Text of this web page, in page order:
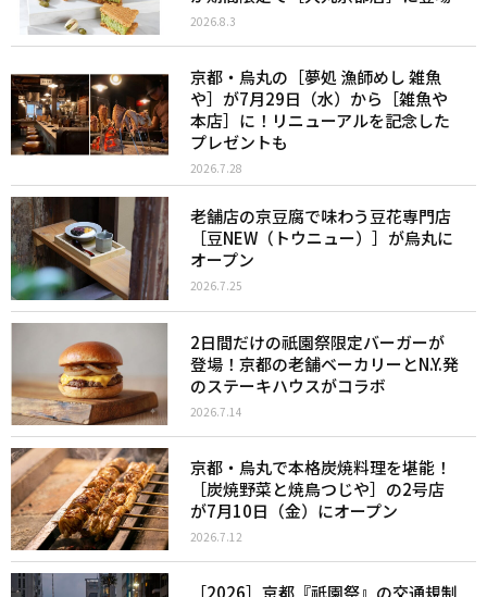
2026.8.3
京都・烏丸の［夢処 漁師めし 雑魚
や］が7月29日（水）から［雑魚や
本店］に！リニューアルを記念した
プレゼントも
2026.7.28
老舗店の京豆腐で味わう豆花専門店
［豆NEW（トウニュー）］が烏丸に
オープン
2026.7.25
2日間だけの祇園祭限定バーガーが
登場！京都の老舗ベーカリーとN.Y.発
のステーキハウスがコラボ
2026.7.14
京都・烏丸で本格炭焼料理を堪能！
［炭焼野菜と焼鳥つじや］の2号店
が7月10日（金）にオープン
2026.7.12
［2026］京都『祇園祭』の交通規制